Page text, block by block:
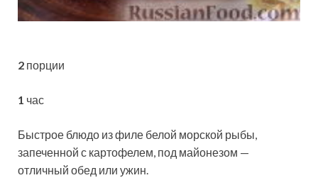
2 порции
1 час
Быстрое блюдо из филе белой морской рыбы,
запеченной с картофелем, под майонезом —
отличный обед или ужин.